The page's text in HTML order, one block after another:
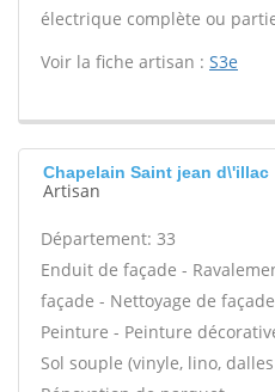
électrique complète ou
Voir la fiche artisan : S3e
Chapelain Saint jean d\'illac
Artisan
Département: 33
Enduit de façade -
façade - Nettoyage de
Peinture - Peinture
Sol souple (vinyle, lino,